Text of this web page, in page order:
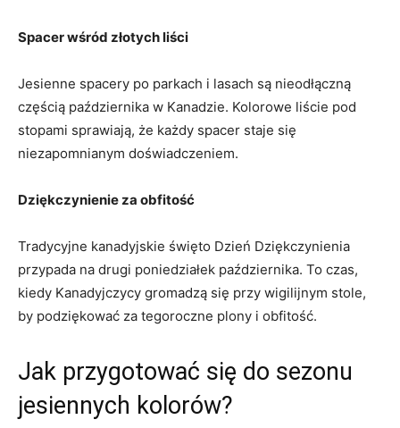
Spacer wśród złotych liści
Jesienne spacery po parkach‍ i lasach są nieodłączną
częścią października w Kanadzie. Kolorowe liście pod
stopami sprawiają, że każdy spacer staje się
niezapomnianym doświadczeniem.
Dziękczynienie za⁤ obfitość
Tradycyjne kanadyjskie święto Dzień Dziękczynienia
przypada⁢ na drugi poniedziałek października. To czas,
kiedy Kanadyjczycy gromadzą się przy wigilijnym stole,
by podziękować za ‍tegoroczne plony i obfitość.
Jak przygotować się do sezonu
jesiennych kolorów?